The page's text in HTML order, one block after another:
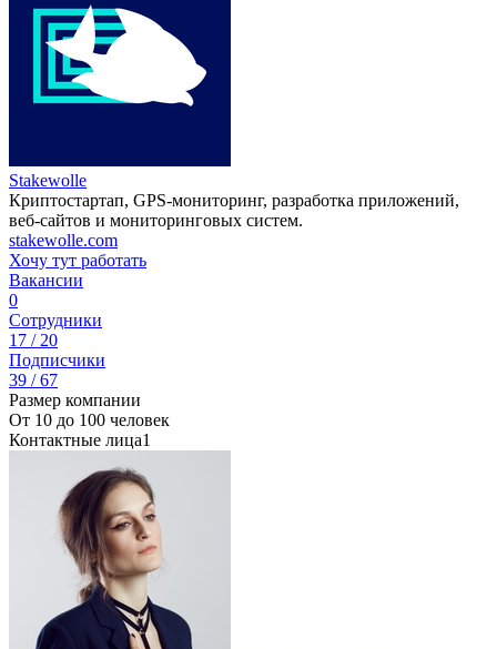
Stakewolle
Криптостартап, GPS-мониторинг, разработка приложений,
веб-сайтов и мониторинговых систем.
stakewolle.com
Хочу тут работать
Вакансии
0
Сотрудники
17 / 20
Подписчики
39 / 67
Размер компании
От 10 до 100 человек
Контактные лица1